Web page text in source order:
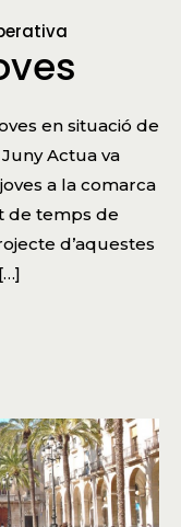
en situació de
Actua va
a la comarca
de temps de
d’aquestes